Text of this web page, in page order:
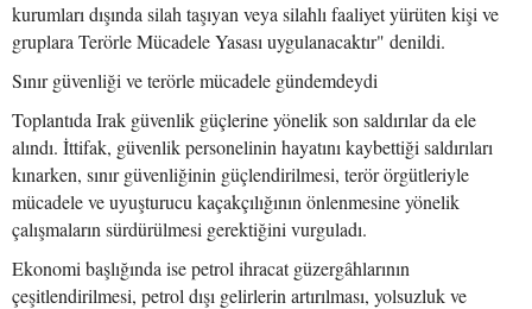
kurumları dışında silah taşıyan veya silahlı faaliyet yürüten kişi ve
gruplara Terörle Mücadele Yasası uygulanacaktır" denildi.
Sınır güvenliği ve terörle mücadele gündemdeydi
Toplantıda Irak güvenlik güçlerine yönelik son saldırılar da ele
alındı. İttifak, güvenlik personelinin hayatını kaybettiği saldırıları
kınarken, sınır güvenliğinin güçlendirilmesi, terör örgütleriyle
mücadele ve uyuşturucu kaçakçılığının önlenmesine yönelik
çalışmaların sürdürülmesi gerektiğini vurguladı.
Ekonomi başlığında ise petrol ihracat güzergâhlarının
çeşitlendirilmesi, petrol dışı gelirlerin artırılması, yolsuzluk ve